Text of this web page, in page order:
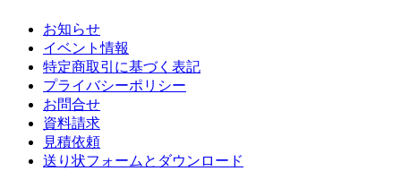
お知らせ
イベント情報
特定商取引に基づく表記
プライバシーポリシー
お問合せ
資料請求
見積依頼
送り状フォームとダウンロード